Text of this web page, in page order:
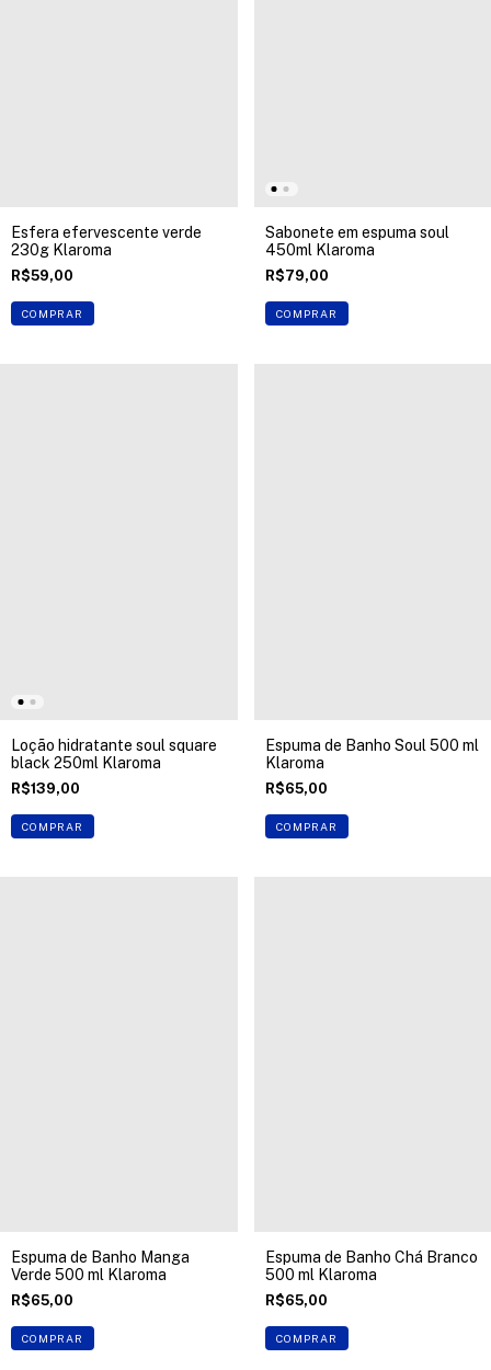
Esfera efervescente verde
230g Klaroma
R$59,00
COMPRAR
Sabonete em espuma soul
450ml Klaroma
R$79,00
COMPRAR
Loção hidratante soul square
black 250ml Klaroma
R$139,00
COMPRAR
Espuma de Banho Soul 500 ml
Klaroma
R$65,00
COMPRAR
Espuma de Banho Manga
Verde 500 ml Klaroma
R$65,00
COMPRAR
Espuma de Banho Chá Branco
500 ml Klaroma
R$65,00
COMPRAR